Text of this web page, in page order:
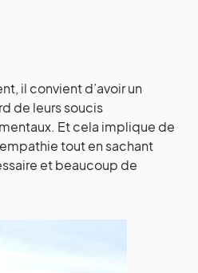
il convient d’avoir un
de leurs soucis
Et cela implique de
tout en sachant
et beaucoup de